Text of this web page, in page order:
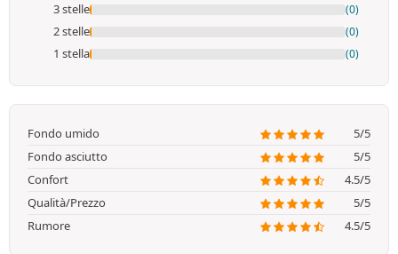
3 stelle (0)
2 stelle (0)
1 stella (0)
Fondo umido
5/5
Fondo asciutto
5/5
Confort
4.5/5
Qualità/Prezzo
5/5
Rumore
4.5/5